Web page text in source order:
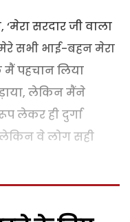
सरदार जी वाला
सभी भाई-बहन मेरा
पहचान लिया
लेकिन मैंने
लेकर ही दुर्गा
वे लोग सही